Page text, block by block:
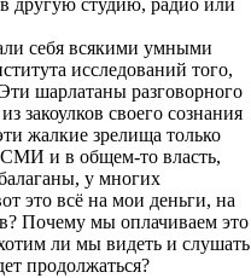
в другую студию, радио или
себя всякими умными
исследований того,
шарлатаны разговорного
закоулков своего сознания
жалкие зрелища только
СМИ и в общем-то власть,
у многих
это всё на мои деньги, на
Почему мы оплачиваем это
ли мы видеть и слушать
продолжаться?